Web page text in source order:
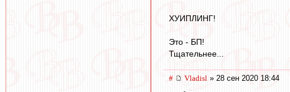
ХУИПЛИНГ!
Это - БП!
Тщательнее...
# Vladisl » 28 сен 2020 18:44